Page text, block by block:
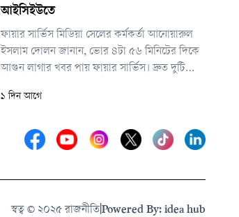
আইসিইউতে
ফায়ার সার্ভিস মিডিয়া সেলের কর্মকর্তা আনোয়ারুল
ইসলাম দোলন জানান, ভোর ৪টা ৫৬ মিনিটের দিকে
আগুন লাগার খবর পায় ফায়ার সার্ভিস। দ্রুত দুটি
নিয়ন্ত্রণে আনে। আগুন পুরোপুরি নেভানো সম্ভব হয়
১ দিন আগে
স্বত্ব © ২০২৫ রাজনীতিPowered By: idea hub